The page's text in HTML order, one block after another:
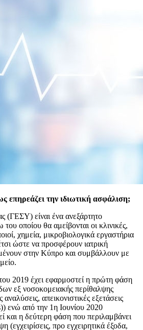
επηρεάζει την ιδιωτική ασφάλιση;
(ΓΕΣΥ) είναι ένα ανεξάρτητο
οποίου θα αμείβονται οι κλινικές,
χημεία, μικροβιολογικά εργαστήρια
ώστε να προσφέρουν ιατρική
στην Κύπρο και συμβάλλουν με
2019 έχει εφαρμοστεί η πρώτη φάση
εξ νοσοκομειακής περίθαλψης
απεικονιστικές εξετάσεις
ενώ από την 1η Ιουνίου 2020
και η δεύτερη φάση που περιλαμβάνει
(εγχειρίσεις, προ εγχειρητικά έξοδα,